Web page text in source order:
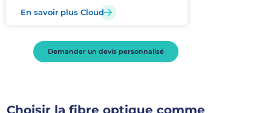
En savoir plus Cloud
Demander un devis personnalisé